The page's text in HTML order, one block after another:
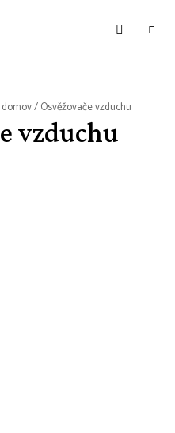
/ Osvěžovače vzduchu
vzduchu